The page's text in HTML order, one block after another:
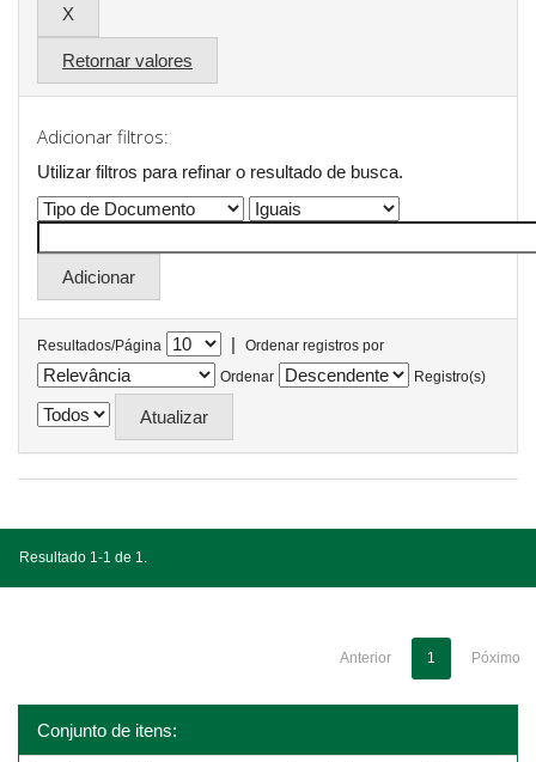
Retornar valores
Adicionar filtros:
Utilizar filtros para refinar o resultado de busca.
Resultados/Página |
Ordenar registros por
Ordenar
Registro(s)
Resultado 1-1 de 1.
Anterior 1 Póximo
Conjunto de itens: